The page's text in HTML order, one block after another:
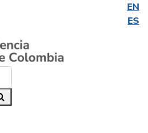
EN
ES